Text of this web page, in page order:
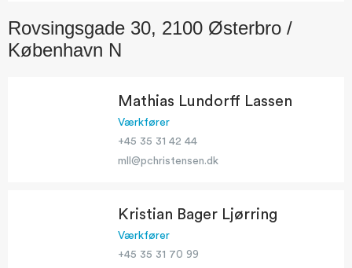
Rovsingsgade 30, 2100 Østerbro /
København N
Mathias Lundorff Lassen
Værkfører
+45 35 31 42 44
mll@pchristensen.dk
Kristian Bager Ljørring
Værkfører
+45 35 31 70 99